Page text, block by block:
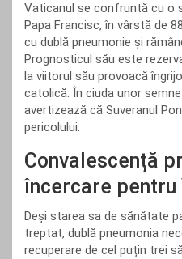
Vaticanul se confruntă cu o
Papa Francisc, în vârstă de
cu dublă pneumonie și
Prognosticul său este
la viitorul său provoacă
catolică. În ciuda unor
avertizează că Suveranul
pericolului.
Convalescență
încercare pentru
Deși starea sa de sănătate
treptat, dublă pneumonia
recuperare de cel puțin trei